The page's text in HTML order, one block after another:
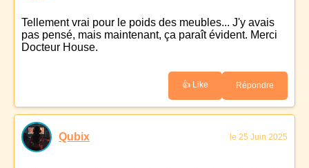
Tellement vrai pour le poids des meubles... J'y avais
pas pensé, mais maintenant, ça paraît évident. Merci
Docteur House.
👍 Like Répondre
Qubix le 25 Juin 2025